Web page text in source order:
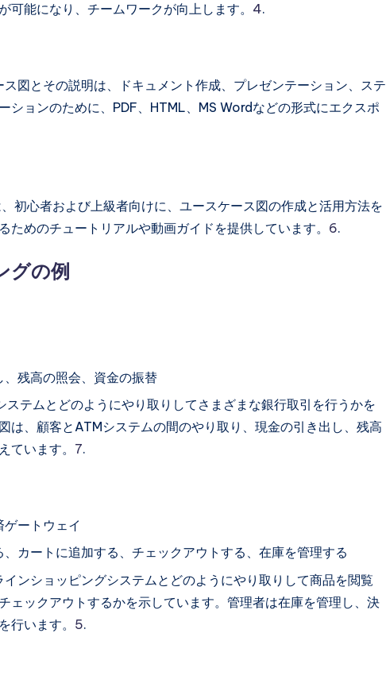
可能になり、チームワークが向上します。 4.
ス図とその説明は、ドキュメント作成、プレゼンテーション、ステ
ションのために、PDF、HTML、MS Wordなどの形式にエクスポ
初心者および上級者向けに、ユースケース図の作成と活用方法を
ためのチュートリアルや動画ガイドを提供しています。 6.
グの例
、残高の照会、資金の振替
ステムとどのようにやり取りしてさまざまな銀行取引を行うかを
は、顧客とATMシステムの間のやり取り、現金の引き出し、残高
ています。 7.
ートウェイ
、カートに追加する、チェックアウトする、在庫を管理する
ンショッピングシステムとどのようにやり取りして商品を閲覧
ェックアウトするかを示しています。管理者は在庫を管理し、決
行います。 5.